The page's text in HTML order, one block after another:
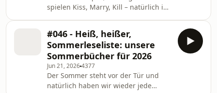
Highlights uns begeistert haben,
welche Bücher eher enttäuschend
waren und was wir euch unbedin
spielen Kiss, Marry, Kill – natürlich in
Bookboyfriends, Verlage oder ganze
Genres: Niemand ist vor unseren
Entscheidungen sicher.Wer bekommt
den Ring, wer einen Kuss - oder wird
zur Affäre - und von wem müssen wir
uns schweren Herzens (oder auch
#046 - Heiß, heißer,
Sommerleseliste: unsere
Sommerbücher für 2026
Jun 21, 20264377
Der Sommer steht vor der Tür und
natürlich haben wir wieder jede